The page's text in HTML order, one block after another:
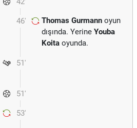
46' Thomas Gurmann oyun
dışında. Yerine Youba
Koita oyunda.
51'
51'
53'